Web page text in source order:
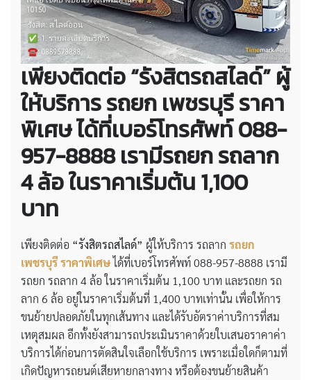
เพียงติดต่อ “รังสิตรถสไลด์” ผู้
ให้บริการรถยก เพชรบุรี ราคา
พิเศษได้ที่เบอร์โทรศัพท์ 088-
957-8888 เรามีรถยก รถลาก
4 ล้อ ในราคาเริ่มต้น 1,100
บาท
เพียงติดต่อ “รังสิตรถสไลด์” ผู้ให้บริการ รถลาก รถยก
เพชรบุรี ราคาพิเศษได้ที่เบอร์โทรศัพท์ 088-957-8888 เรามี
รถยก รถลาก 4 ล้อ ในราคาเริ่มต้น 1,100 บาท และรถยก รถ
ลาก 6 ล้อ อยู่ในราคาเริ่มต้นที่ 1,400 บาทเท่านั้น เพื่อให้การ
ขนย้ายปลอดภัยในทุกเส้นทาง และได้รับอัตราค่าบริการที่สม
เหตุสมผล อีกทั้งยังสามารถประเมินราคาด้วยใบเสนอราคาค่า
บริการได้ก่อนการตัดสินใจเลือกใช้บริการ เพราะเมื่อใดก็ตามที่
เกิดปัญหารถยนต์เสียหายกลางทาง หรือต้องขนย้ายสินค้า